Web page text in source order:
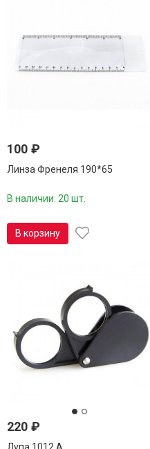
100 ₽
Линза Френеля 190*65
В наличии: 20 шт.
В корзину
220 ₽